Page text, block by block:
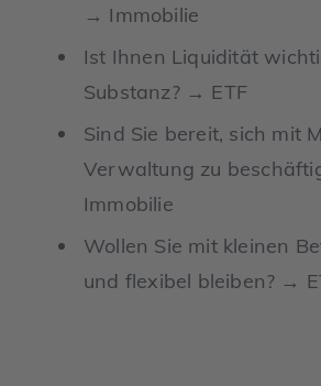
→ Immobilie
Ist Ihnen Liquidität
Substanz? → ETF
Sind Sie bereit, sich mit
Verwaltung zu
Immobilie
Wollen Sie mit kleinen
und flexibel bleiben? →